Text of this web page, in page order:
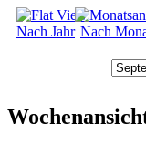
Nach Jahr Nach